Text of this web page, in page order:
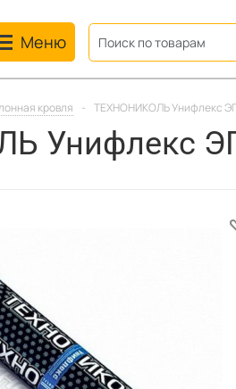
navigation
Меню
кровля - ТЕХНОНИКОЛЬ Унифлекс
Унифлекс